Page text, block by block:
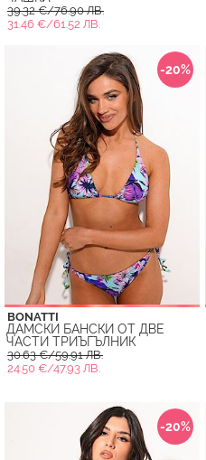
39.32 €/76.90 ЛВ.
31.46 €/61.52 ЛВ.
-20%
BONATTI
ДАМСКИ БАНСКИ ОТ ДВЕ
ЧАСТИ ТРИЪГЪЛНИК
30.63 €/59.91 ЛВ.
24.50 €/47.93 ЛВ.
-20%